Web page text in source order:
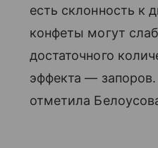
есть склонность к
конфеты могут
достаточного
эффекта —
отметила